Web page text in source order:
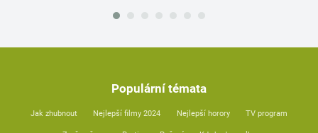
Populární témata
Jak zhubnout Nejlepší filmy 2024 Nejlepší horory TV program